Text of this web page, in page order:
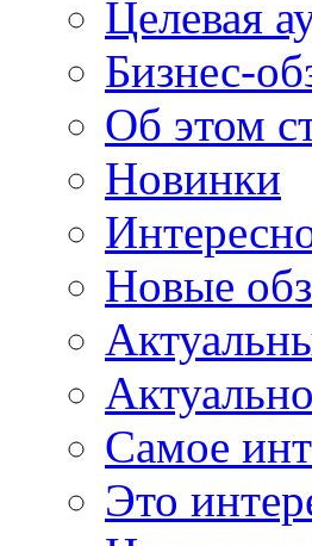
Целевая
Бизнес-
Об этом
Новинки
Новые
Самое
Это